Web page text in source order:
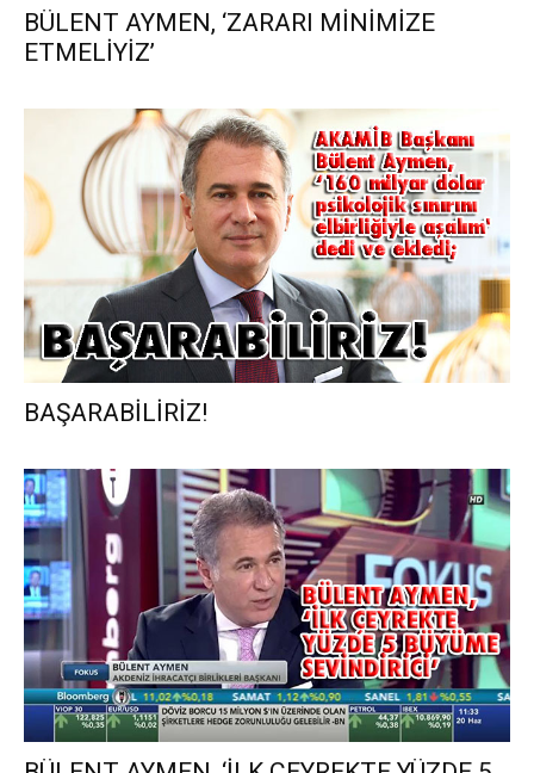
BÜLENT AYMEN, ‘ZARARI MİNİMİZE
ETMELİYİZ’
BAŞARABİLİRİZ!